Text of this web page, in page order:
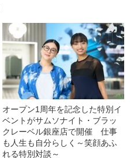
オープン1周年を記念した特別イ
ベントがサムソナイト・ブラッ
クレーベル銀座店で開催 仕事
も人生も自分らしく～笑顔あふ
れる特別対談～